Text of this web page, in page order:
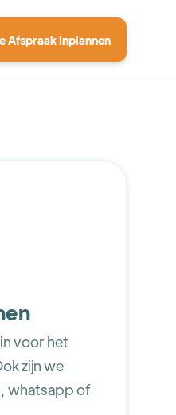
Afspraak Inplannen
voor het
zijn we
whatsapp of